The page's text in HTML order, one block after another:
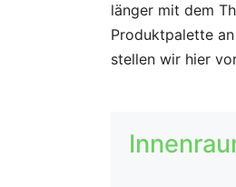
länger mit dem
Produktpalette
stellen wir hier